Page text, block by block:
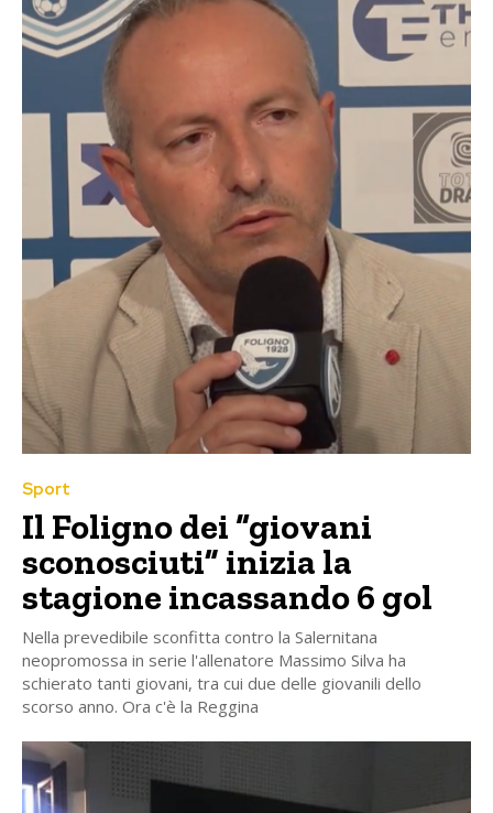
Sport
Il Foligno dei “giovani
sconosciuti” inizia la
stagione incassando 6 gol
Nella prevedibile sconfitta contro la Salernitana
neopromossa in serie l'allenatore Massimo Silva ha
schierato tanti giovani, tra cui due delle giovanili dello
scorso anno. Ora c'è la Reggina